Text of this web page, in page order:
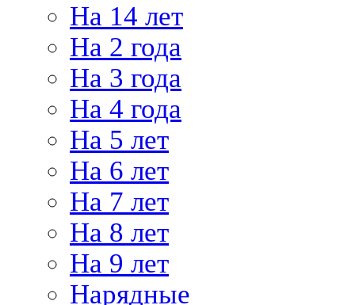
На 14 лет
На 2 года
На 3 года
На 4 года
На 5 лет
На 6 лет
На 7 лет
На 8 лет
На 9 лет
Нарядные